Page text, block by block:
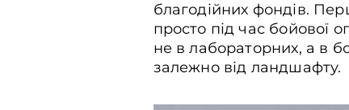
благодійних фондів.
просто під час бойової
не в лабораторних, а в
залежно від ландшафту.